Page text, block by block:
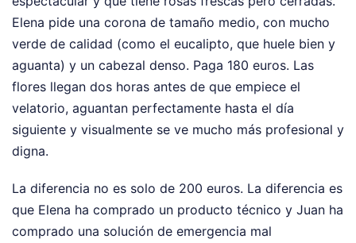
Elena pide una corona de tamaño medio, con mucho
verde de calidad (como el eucalipto, que huele bien y
aguanta) y un cabezal denso. Paga 180 euros. Las
flores llegan dos horas antes de que empiece el
velatorio, aguantan perfectamente hasta el día
siguiente y visualmente se ve mucho más profesional y
digna.
La diferencia no es solo de 200 euros. La diferencia es
que Elena ha comprado un producto técnico y Juan ha
comprado una solución de emergencia mal